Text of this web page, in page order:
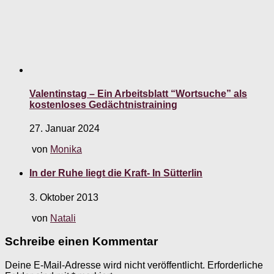
Valentinstag – Ein Arbeitsblatt “Wortsuche” als
kostenloses Gedächtnistraining
27. Januar 2024
von Monika
In der Ruhe liegt die Kraft- In Sütterlin
3. Oktober 2013
von Natali
Schreibe einen Kommentar
Deine E-Mail-Adresse wird nicht veröffentlicht. Erforderliche